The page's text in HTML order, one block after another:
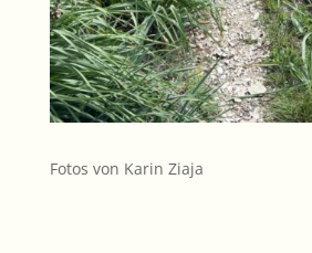
Fotos von Karin Ziaja